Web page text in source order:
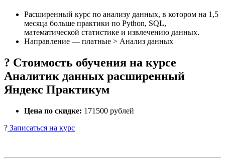
Расширенный курс по анализу данных, в котором на 1,5
месяца больше практики по Python, SQL,
математической статистике и извлечению данных.
Направление — платные > Анализ данных
? Стоимость обучения на курсе
Аналитик данных расширенный
Яндекс Практикум
Цена по скидке: 171500 рублей
? Записаться на курс